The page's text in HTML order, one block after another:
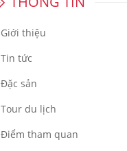
Giới thiệu
Tin tức
Đặc sản
Tour du lịch
Điểm tham quan